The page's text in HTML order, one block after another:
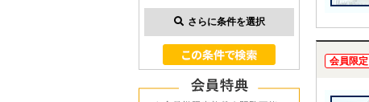
会員限定
さらに条件を選択